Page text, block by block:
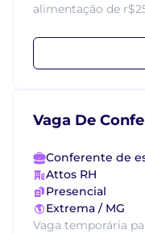
alimentação de
Vaga De
Conferente de
Attos RH
Presencial
Extrema / MG
Vaga temporária